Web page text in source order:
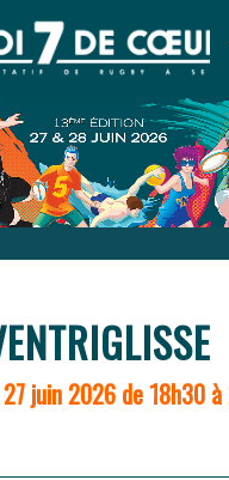
juin 2026 de 18h30